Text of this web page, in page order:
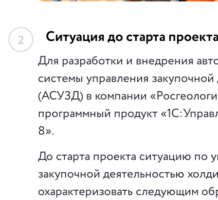
2 Ситуация до старта
Для разработки и внедрения
системы управления
(АСУЗД) в компании
программный продукт
8».
До старта проекта ситуацию по
закупочной деятельностью
охарактеризовать следующим